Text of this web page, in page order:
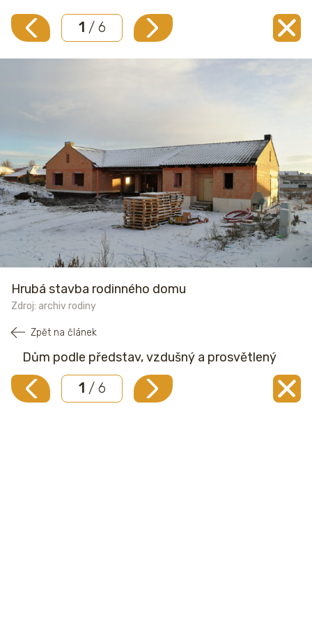
1 / 6
Hrubá stavba rodinného domu
Zdroj: archiv rodiny
Zpět na článek
Dům podle představ, vzdušný a prosvětlený
1 / 6